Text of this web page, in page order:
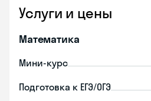
Услуги и цены
Математика
Мини-курс
Подготовка к ЕГЭ/ОГЭ